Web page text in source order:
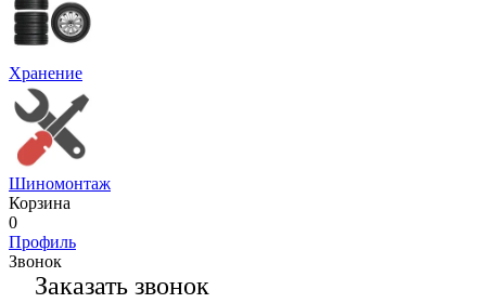
Хранение
Шиномонтаж
Корзина
0
Профиль
Звонок
Заказать звонок